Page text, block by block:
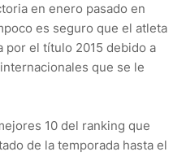
en enero pasado en
es seguro que el atleta
por el título 2015 debido a
que se le
10 del ranking que
de la temporada hasta el